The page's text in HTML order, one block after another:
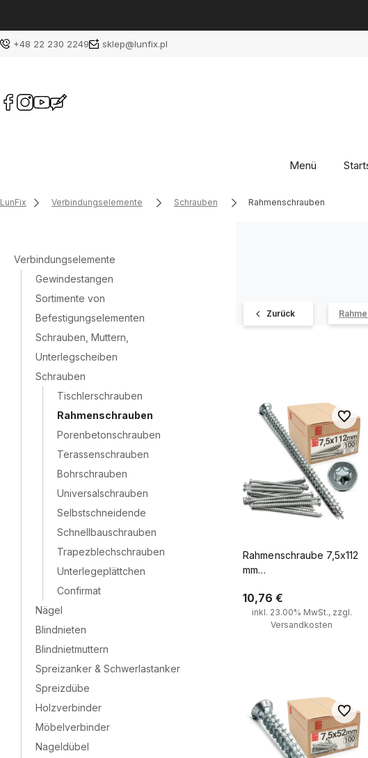
+48 22 230 2249 sklep@lunfix.pl
Menü
LunFix Verbindungselemente Schrauben Rahmenschrauben
Verbindungselemente
Gewindestangen
Sortimente von
Befestigungselementen
Schrauben, Muttern,
Unterlegscheiben
Schrauben
Tischlerschrauben
Rahmenschrauben
Porenbetonschrauben
Terassenschrauben
Bohrschrauben
Universalschrauben
Selbstschneidende
Schnellbauschrauben
Trapezblechschrauben
Unterlegeplättchen
Confirmat
Nägel
Blindnieten
Blindnietmuttern
Spreizanker & Schwerlastanker
Spreizdübe
Holzverbinder
Möbelverbinder
Nageldübel
Zurück
Rahmenschraube 7,5x112
mm
Senkkopf 100 Stück
10,76 €
inkl. 23.00% MwSt., zzgl.
Versandkosten
Zu
Zu